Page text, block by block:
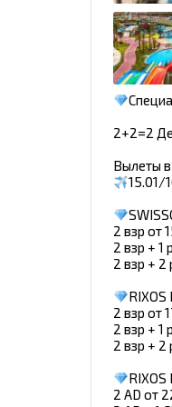
2+2=2
Вылеты в
15.01/
2 взр от
2 взр + 1
2 взр + 2
RIXOS
2 взр от
2 взр + 1
2 взр + 2
RIXOS
2 AD от